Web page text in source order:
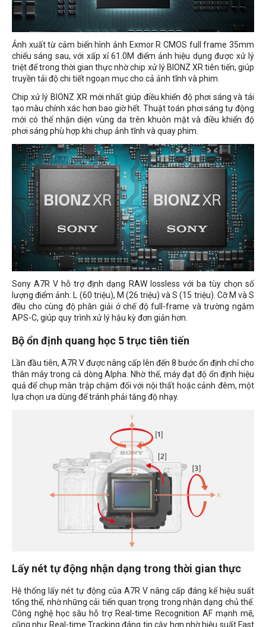
Ảnh xuất từ cảm biến hình ảnh Exmor R CMOS full frame 35mm
chiếu sáng sau, với xấp xỉ 61.0M điểm ảnh hiệu dụng được xử lý
triệt để trong thời gian thực nhờ chip xử lý BIONZ XR tiên tiến, giúp
truyền tải độ chi tiết ngoạn mục cho cả ảnh tĩnh và phim.
Chip xử lý BIONZ XR mới nhất giúp điều khiển độ phơi sáng và tái
tạo màu chính xác hơn bao giờ hết. Thuật toán phơi sáng tự động
mới có thể nhận diện vùng da trên khuôn mặt và điều khiển độ
phơi sáng phù hợp khi chụp ảnh tĩnh và quay phim.
Sony A7R V hỗ trợ định dạng RAW lossless với ba tùy chọn số
lượng điểm ảnh: L (60 triệu), M (26 triệu) và S (15 triệu). Cỡ M và S
đều cho cùng độ phân giải ở chế độ full-frame và trường ngắm
APS-C, giúp quy trình xử lý hậu kỳ đơn giản hơn.
Bộ ổn định quang học 5 trục tiên tiến
Lần đầu tiên, A7R V được nâng cấp lên đến 8 bước ổn định chỉ cho
thân máy trong cả dòng Alpha. Nhờ thế, máy đạt độ ổn định hiệu
quả để chụp màn trập chậm đối với nội thất hoặc cảnh đêm, một
lựa chọn ưa dùng để tránh phải tăng độ nhạy.
Lấy nét tự động nhận dạng trong thời gian thực
Hệ thống lấy nét tự động của A7R V nâng cấp đáng kể hiệu suất
tổng thể, nhờ những cải tiến quan trọng trong nhận dạng chủ thể.
Công nghệ học sâu hỗ trợ Real-time Recognition AF mạnh mẽ,
cũng như Real-time Tracking đáng tin cậy hơn nhờ hiệu suất Fast